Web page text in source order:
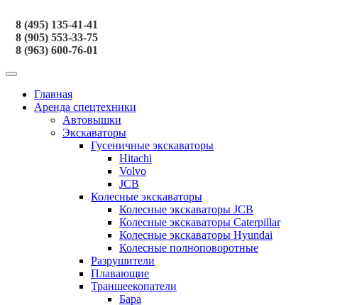
8 (495) 135-41-41
8 (905) 553-33-75
8 (963) 600-76-01
Главная
Аренда спецтехники
Автовышки
Экскаваторы
Гусеничные экскаваторы
Hitachi
Volvo
JCB
Колесные экскаваторы
Колесные экскаваторы JCB
Колесные экскаваторы Caterpillar
Колесные экскаваторы Hyundai
Колесные полноповоротные
Разрушители
Плавающие
Траншеекопатели
Бара